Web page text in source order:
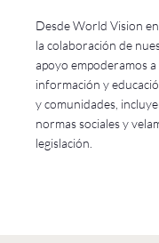
Desde World Vision
la colaboración de
apoyo empoderamos a
información y
y comunidades,
normas sociales y
legislación.